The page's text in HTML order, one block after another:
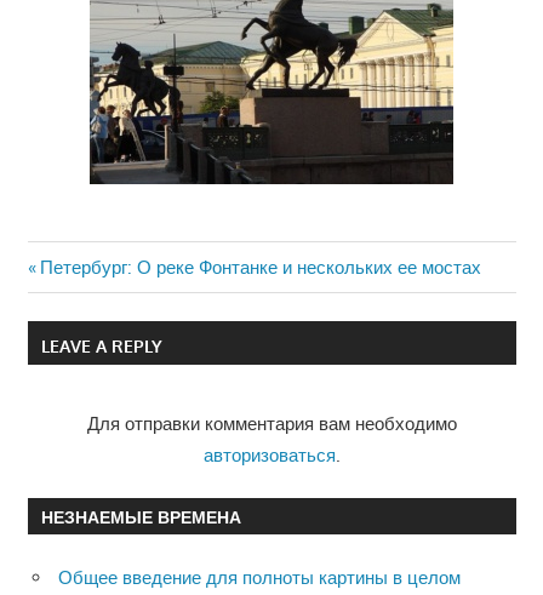
Навигация
по
Previous
Post:
Петербург: О реке Фонтанке и нескольких ее мостах
LEAVE A REPLY
Для отправки комментария вам необходимо
авторизоваться
НЕЗНАЕМЫЕ ВРЕМЕНА
Общее введение для полноты картины в целом